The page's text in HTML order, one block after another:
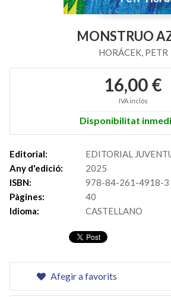
MONSTRUO
HORÁCEK, PETR
16,00 €
IVA inclós
Disponibilitat
Editorial:
EDITORIAL
Any d'edició:
2025
ISBN:
978-84-261-4918-3
Pàgines:
40
Idioma:
CASTELLANO
Afegir a favorits